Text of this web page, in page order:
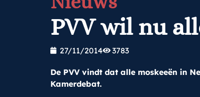
PVV wil nu
27/11/2014 3783
De PVV vindt dat alle moskeeën in
Kamerdebat.